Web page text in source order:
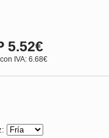
5.52€
IVA: 6.68€